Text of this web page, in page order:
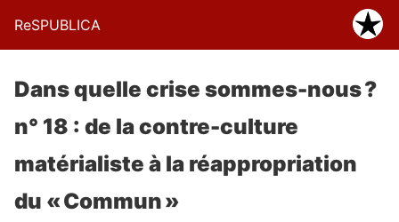
ReSPUBLICA
Dans quelle crise sommes-nous ?
n° 18 : de la contre-culture
matérialiste à la réappropriation
du « Commun »